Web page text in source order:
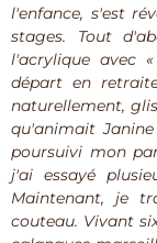
l'enfance, s'est
stages. Tout
l'acrylique avec
départ en
naturellement,
qu'animait
poursuivi mon
j'ai essayé
Maintenant, je
couteau. Vivant